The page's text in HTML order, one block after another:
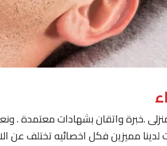
.خبرة واتقان بشهادات معتمدة .
مميزين فكل اخصائيه تختلف عن